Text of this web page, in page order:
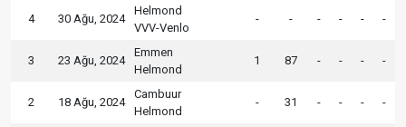
4 30 Ağu, 2024
Helmond
VVV-Venlo
- - - - - -
3 23 Ağu, 2024
Emmen
Helmond
1 87 - - - -
2 18 Ağu, 2024
Cambuur
Helmond
- 31 - - - -